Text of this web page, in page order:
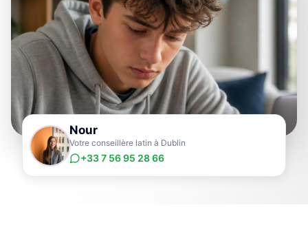
Nour
Votre conseillère latin à Dublin
+33 7 56 95 28 66